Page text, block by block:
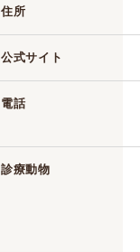
住所
公式サイト
電話
診療動物